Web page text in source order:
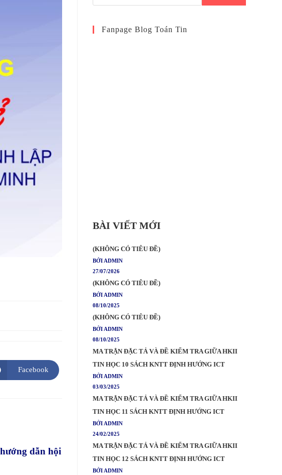
Opens
in
Facebook
dẫn hội
Fanpage Blog Toán Tin
BÀI VIẾT MỚI
(KHÔNG CÓ TIÊU ĐỀ)
BỞI ADMIN
27/07/2026
(KHÔNG CÓ TIÊU ĐỀ)
BỞI ADMIN
08/10/2025
(KHÔNG CÓ TIÊU ĐỀ)
BỞI ADMIN
08/10/2025
MA TRẬN ĐẶC TẢ VÀ ĐỀ KIỂM TRA GIỮA HKII
TIN HỌC 10 SÁCH KNTT ĐỊNH HƯỚNG ICT
BỞI ADMIN
03/03/2025
MA TRẬN ĐẶC TẢ VÀ ĐỀ KIỂM TRA GIỮA HKII
TIN HỌC 11 SÁCH KNTT ĐỊNH HƯỚNG ICT
BỞI ADMIN
24/02/2025
MA TRẬN ĐẶC TẢ VÀ ĐỀ KIỂM TRA GIỮA HKII
TIN HỌC 12 SÁCH KNTT ĐỊNH HƯỚNG ICT
BỞI ADMIN